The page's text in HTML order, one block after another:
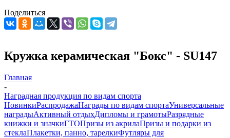
Поделиться
Кружка керамическая "Бокс" - SU147
Главная
-
Наградная продукция по видам спорта
НовинкиРаспродажаНаграды по видам спортаУниверсальные
наградыАктивный отдыхДипломы и грамотыРазрядные
книжки и значкиГТОПризы из акрилаПризы и подарки из
стеклаПлакетки, панно, тарелкиФутляры для